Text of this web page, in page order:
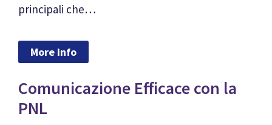
principali che…
More info
Comunicazione Efficace con la
PNL